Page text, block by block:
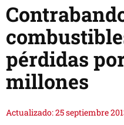
pérdidas
millones
Actualizado: 25 septiembre